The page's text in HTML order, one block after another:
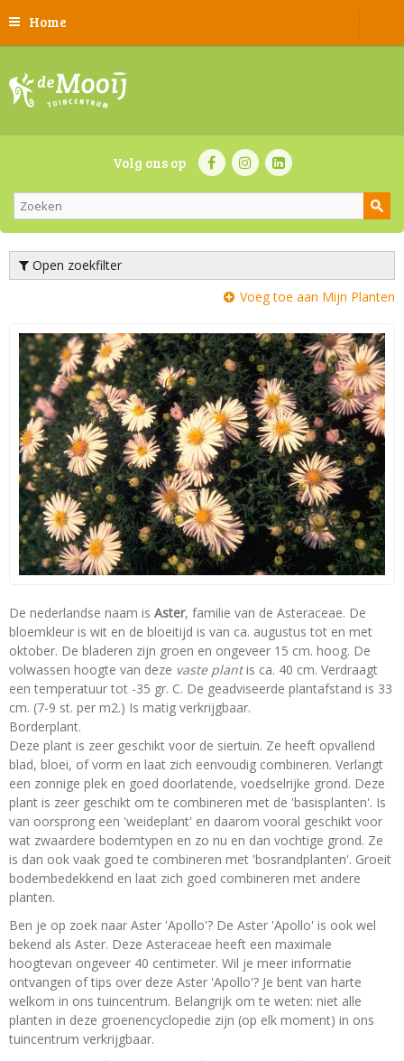
Home
Volg ons op
Open zoekfilter
Voeg toe aan Mijn Planten
De nederlandse naam is Aster, familie van de Asteraceae. De
bloemkleur is wit en de bloeitijd is van ca. augustus tot en met
oktober. De bladeren zijn groen en ongeveer 15 cm. hoog. De
volwassen hoogte van deze vaste plantis ca. 40 cm. Verdraagt
een temperatuur tot -35 gr. C. De geadviseerde plantafstand is 33
cm. (7-9 st. per m2.) Is matig verkrijgbaar.
Borderplant.
Deze plant is zeer geschikt voor de siertuin. Ze heeft opvallend
blad, bloei, of vorm en laat zich eenvoudig combineren. Verlangt
een zonnige plek en goed doorlatende, voedselrijke grond. Deze
plant is zeer geschikt om te combineren met de 'basisplanten'. Is
van oorsprong een 'weideplant' en daarom vooral geschikt voor
wat zwaardere bodemtypen en zo nu en dan vochtige grond. Ze
is dan ook vaak goed te combineren met 'bosrandplanten'. Groeit
bodembedekkend en laat zich goed combineren met andere
planten.
Ben je op zoek naar Aster 'Apollo'? De Aster 'Apollo' is ook wel
bekend als Aster. Deze Asteraceae heeft een maximale
hoogtevan ongeveer 40 centimeter. Wil je meer informatie
ontvangen of tips over deze Aster 'Apollo'? Je bent van harte
welkom in ons tuincentrum. Belangrijk om te weten: niet alle
planten in deze groenencyclopedie zijn (op elk moment) in ons
tuincentrum verkrijgbaar.